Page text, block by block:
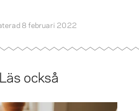
8 februari 2022
Läs också